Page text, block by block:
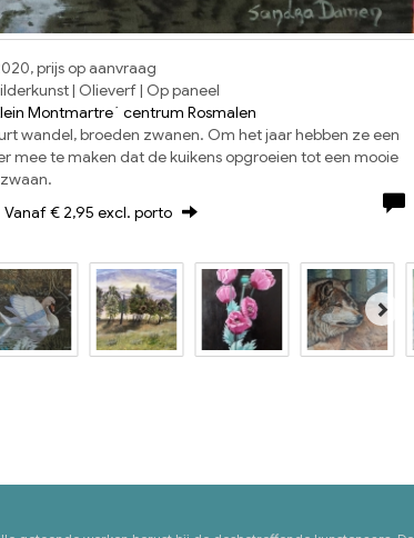
prijs op aanvraag
| Olieverf | Op paneel
Montmartre´ centrum Rosmalen
wandel, broeden zwanen. Om het jaar hebben ze een
mee te maken dat de kuikens opgroeien tot een mooie
zwaan.
Vanaf € 2,95 excl. porto